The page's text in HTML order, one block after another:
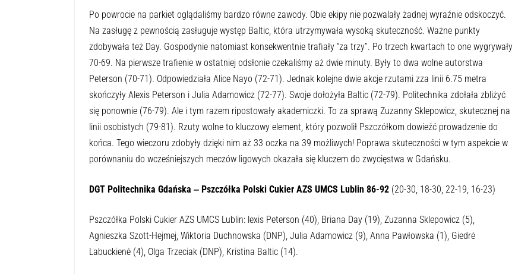
Po powrocie na parkiet oglądaliśmy bardzo równe zawody. Obie ekipy nie pozwalały żadnej wyraźnie odskoczyć.
Na zasługę z pewnością zasługuje występ Baltic, która utrzymywała wysoką skuteczność. Ważne punkty
zdobywała też Day. Gospodynie natomiast konsekwentnie trafiały “za trzy”. Po trzech kwartach to one wygrywały
70-69. Na pierwsze trafienie w ostatniej odsłonie czekaliśmy aż dwie minuty. Były to dwa wolne autorstwa
Peterson (70-71). Odpowiedziała Alice Nayo (72-71). Jednak kolejne dwie akcje rzutami zza linii 6.75 metra
skończyły Alexis Peterson i Julia Adamowicz (72-77). Swoje dołożyła Baltic (72-79). Politechnika zdołała zbliżyć
się ponownie (76-79). Ale i tym razem ripostowały akademiczki. To za sprawą Zuzanny Sklepowicz, skutecznej na
linii osobistych (79-81). Rzuty wolne to kluczowy element, który pozwolił Pszczółkom dowieźć prowadzenie do
końca. Tego wieczoru zdobyły dzięki nim aż 33 oczka na 39 możliwych! Poprawa skuteczności w tym aspekcie w
porównaniu do wcześniejszych meczów ligowych okazała się kluczem do zwycięstwa w Gdańsku.
DGT Politechnika Gdańska ‒ Pszczółka Polski Cukier AZS UMCS Lublin 86-92(20-30, 18-30, 22-19, 16-23)
Pszczółka Polski Cukier AZS UMCS Lublin: lexis Peterson (40), Briana Day (19), Zuzanna Sklepowicz (5),
Agnieszka Szott-Hejmej, Wiktoria Duchnowska (DNP), Julia Adamowicz (9), Anna Pawłowska (1), Giedrė
Labuckienė (4), Olga Trzeciak (DNP), Kristina Baltic (14).